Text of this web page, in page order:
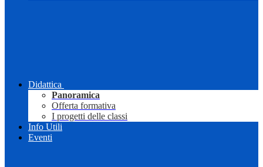
Didattica
Panoramica
Offerta formativa
I progetti delle classi
Info Utili
Eventi